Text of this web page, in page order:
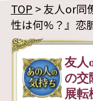
TOP > 友人or同
性は何%？』恋
友人
の交
展転